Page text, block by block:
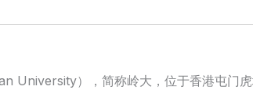
University），简称岭大，位于香港屯门